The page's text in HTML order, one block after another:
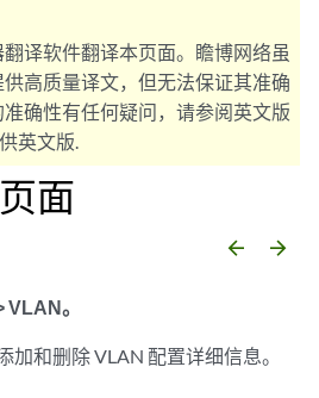
译软件翻译本页面。瞻博网络虽
高质量译文，但无法保证其准确
确性有任何疑问，请参阅英文版
英文版.
面
arrow_backward arrow_forward
VLAN。
和删除 VLAN 配置详细信息。